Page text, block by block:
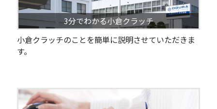
3分でわかる小倉クラッチ
小倉クラッチのことを簡単に説明させていただきま
す。